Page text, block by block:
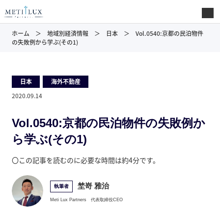
ホーム 地域別経済情報 日本
Vol.0540:京都の民泊物件
の失敗例から学ぶ(その1)
日本
海外不動産
2020.09.14
Vol.0540:京都の民泊物件の失敗例か
ら学ぶ(その1)
〇この記事を読むのに必要な時間は約4分です。
執筆者 埜嵜 雅治
Meti Lux Partners 代表取締役CEO